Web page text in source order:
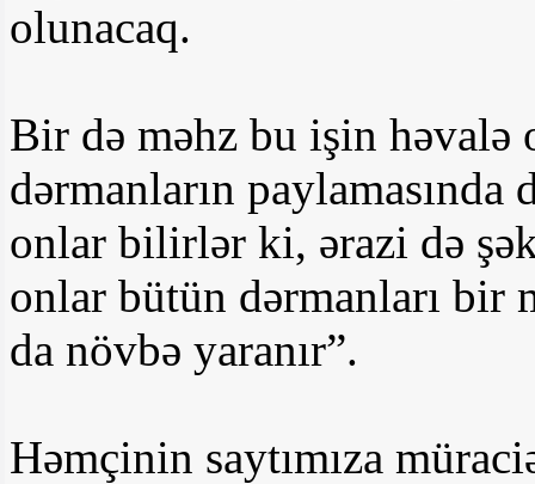
olunacaq.
Bir də məhz bu işin
dərmanların
onlar bilirlər ki, ərazi də
onlar bütün dərmanları bir
da növbə yaranır”.
Həmçinin saytımıza